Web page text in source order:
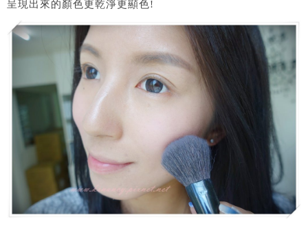
呈現出來的顏色更乾淨更顯色!